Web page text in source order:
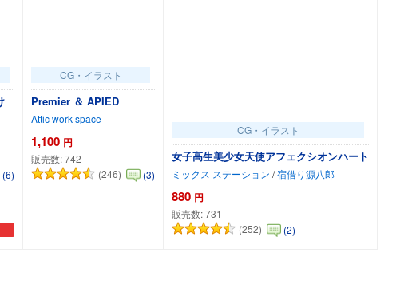
(6)
CG・イラスト
Premier ＆ APIED
Attic work space
1,100 円
販売数:742
(246)
(3)
CG・イラスト
女子高生美少女天使アフェクシオンハート
ミックス ステーション /宿借り源八郎
880 円
販売数:731
(252)
(2)
カートに追加